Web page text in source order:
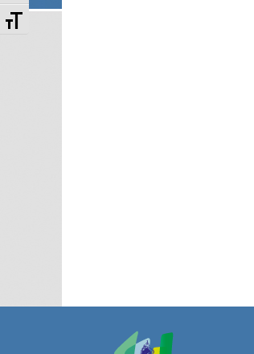
Changer la taille de la police